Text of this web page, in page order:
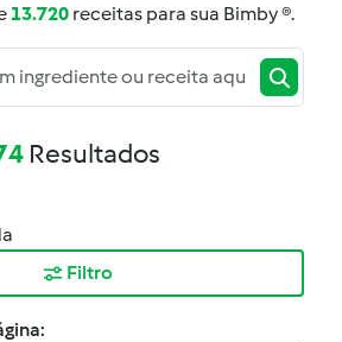
13.720 receitas para sua Bimby ®.
Resultados
Filtro